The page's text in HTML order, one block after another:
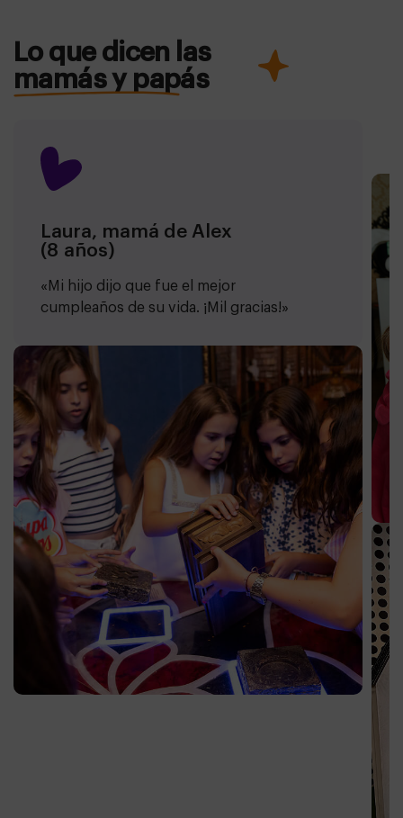
Lo que dicen las
mamás y papás
Laura, mamá de Alex
(8 años)
«Mi hijo dijo que fue el mejor
cumpleaños de su vida. ¡Mil gracias!»